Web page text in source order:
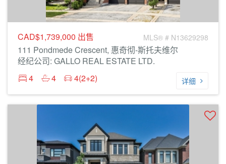
CAD$1,739,000 出售 MLS® # N13629298
111 Pondmede Crescent, 惠奇彻-斯托夫维尔
经纪公司: GALLO REAL ESTATE LTD.
4
4 4(2+2) 详细